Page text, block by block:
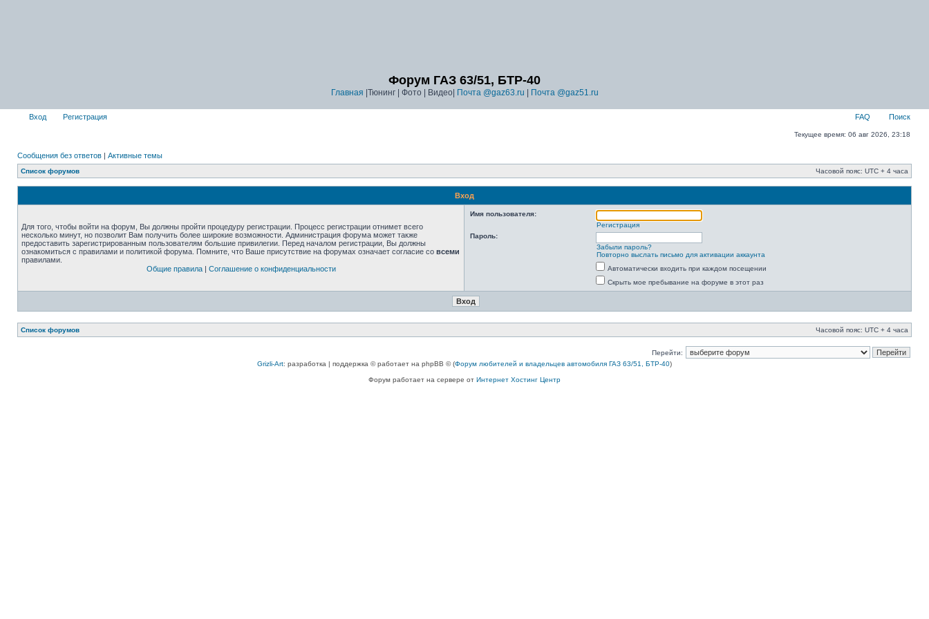
Форум ГАЗ 63/51, БТР-40
Главная |Тюнинг | Фото | Видео| Почта @gaz63.ru Почта @gaz51.ru
Вход Регистрация FAQ Поиск
Текущее время: 06 авг 2026, 23:18
Сообщения без ответов | Активные темы
Список форумов Часовой пояс: UTC + 4 часа
Вход
Для того, чтобы войти на форум, Вы должны пройти процедуру регистрации. Процесс регистрации отнимет всего
несколько минут, но позволит Вам получить более широкие возможности. Администрация форума может также
предоставить зарегистрированным пользователям большие привилегии. Перед началом регистрации, Вы должны
ознакомиться с правилами и политикой форума. Помните, что Ваше присутствие на форумах означает согласие со всеми
правилами.
Общие правила| Соглашение о конфиденциальности
Имя пользователя:
Регистрация
Пароль:
Забыли пароль?
Повторно выслать письмо для активации аккаунта
Автоматически входить при каждом посещении
Скрыть мое пребывание на форуме в этот раз
Список форумов Часовой пояс: UTC + 4 часа
Перейти:
Grizli-Art: разработка | поддержка © работает на phpBB © (Форум любителей и владельцев автомобиля ГАЗ 63/51, БТР-40)
Форум работает на сервере от Интернет Хостинг Центр